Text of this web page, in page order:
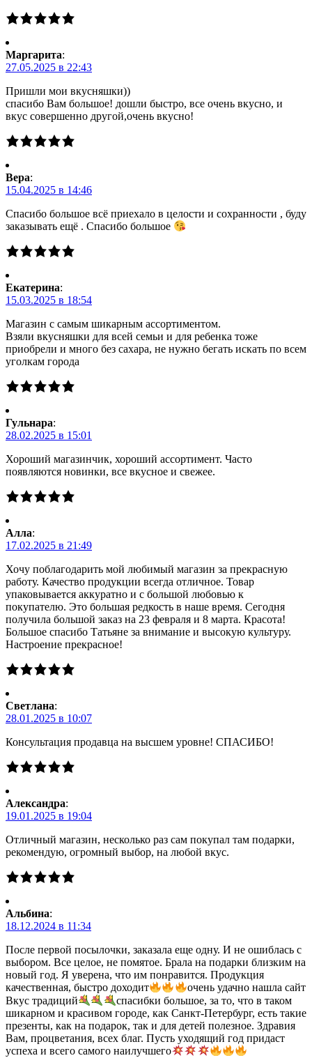
Маргарита:
27.05.2025 в 22:43
Пришли мои вкусняшки))
спасибо Вам большое! дошли быстро, все очень вкусно, и
вкус совершенно другой,очень вкусно!
Вера:
15.04.2025 в 14:46
Спасибо большое всё приехало в целости и сохранности , буду
заказывать ещё . Спасибо большое
Екатерина:
15.03.2025 в 18:54
Магазин с самым шикарным ассортиментом.
Взяли вкусняшки для всей семьи и для ребенка тоже
приобрели и много без сахара, не нужно бегать искать по всем
уголкам города
Гульнара:
28.02.2025 в 15:01
Хороший магазинчик, хороший ассортимент. Часто
появляются новинки, все вкусное и свежее.
Алла:
17.02.2025 в 21:49
Хочу поблагодарить мой любимый магазин за прекрасную
работу. Качество продукции всегда отличное. Товар
упаковывается аккуратно и с большой любовью к
покупателю. Это большая редкость в наше время. Сегодня
получила большой заказ на 23 февраля и 8 марта. Красота!
Большое спасибо Татьяне за внимание и высокую культуру.
Настроение прекрасное!
Светлана:
28.01.2025 в 10:07
Консультация продавца на высшем уровне! СПАСИБО!
Александра:
19.01.2025 в 19:04
Отличный магазин, несколько раз сам покупал там подарки,
рекомендую, огромный выбор, на любой вкус.
Альбина:
18.12.2024 в 11:34
После первой посылочки, заказала еще одну. И не ошиблась с
выбором. Все целое, не помятое. Брала на подарки близким на
новый год. Я уверена, что им понравится. Продукция
качественная, быстро доходит
очень удачно нашла сайт
Вкус традиций
спасибки большое, за то, что в таком
шикарном и красивом городе, как Санкт-Петербург, есть такие
презенты, как на подарок, так и для детей полезное. Здравия
Вам, процветания, всех благ. Пусть уходящий год придаст
успеха и всего самого наилучшего